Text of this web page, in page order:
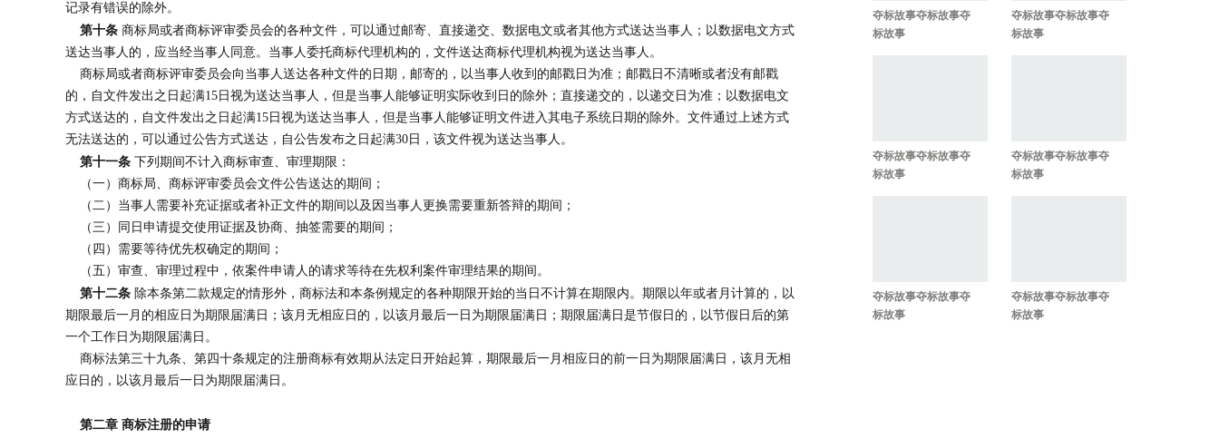
记录有错误的除外。
第十条 商标局或者商标评审委员会的各种文件，可以通过邮寄、直接递交、数据电文或者其他方式送达当事人；以数据电文方式
送达当事人的，应当经当事人同意。当事人委托商标代理机构的，文件送达商标代理机构视为送达当事人。
商标局或者商标评审委员会向当事人送达各种文件的日期，邮寄的，以当事人收到的邮戳日为准；邮戳日不清晰或者没有邮戳
的，自文件发出之日起满15日视为送达当事人，但是当事人能够证明实际收到日的除外；直接递交的，以递交日为准；以数据电文
方式送达的，自文件发出之日起满15日视为送达当事人，但是当事人能够证明文件进入其电子系统日期的除外。文件通过上述方式
无法送达的，可以通过公告方式送达，自公告发布之日起满30日，该文件视为送达当事人。
第十一条 下列期间不计入商标审查、审理期限：
（一）商标局、商标评审委员会文件公告送达的期间；
（二）当事人需要补充证据或者补正文件的期间以及因当事人更换需要重新答辩的期间；
（三）同日申请提交使用证据及协商、抽签需要的期间；
（四）需要等待优先权确定的期间；
（五）审查、审理过程中，依案件申请人的请求等待在先权利案件审理结果的期间。
第十二条 除本条第二款规定的情形外，商标法和本条例规定的各种期限开始的当日不计算在期限内。期限以年或者月计算的，以
期限最后一月的相应日为期限届满日；该月无相应日的，以该月最后一日为期限届满日；期限届满日是节假日的，以节假日后的第
一个工作日为期限届满日。
商标法第三十九条、第四十条规定的注册商标有效期从法定日开始起算，期限最后一月相应日的前一日为期限届满日，该月无相
应日的，以该月最后一日为期限届满日。
第二章 商标注册的申请
夺标故事夺标故事夺
标故事
夺标故事夺标故事夺
标故事
夺标故事夺标故事夺
标故事
夺标故事夺标故事夺
标故事
夺标故事夺标故事夺
标故事
夺标故事夺标故事夺
标故事